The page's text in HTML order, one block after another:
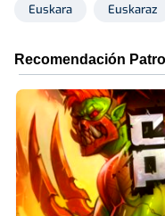
Euskara Euskaraz